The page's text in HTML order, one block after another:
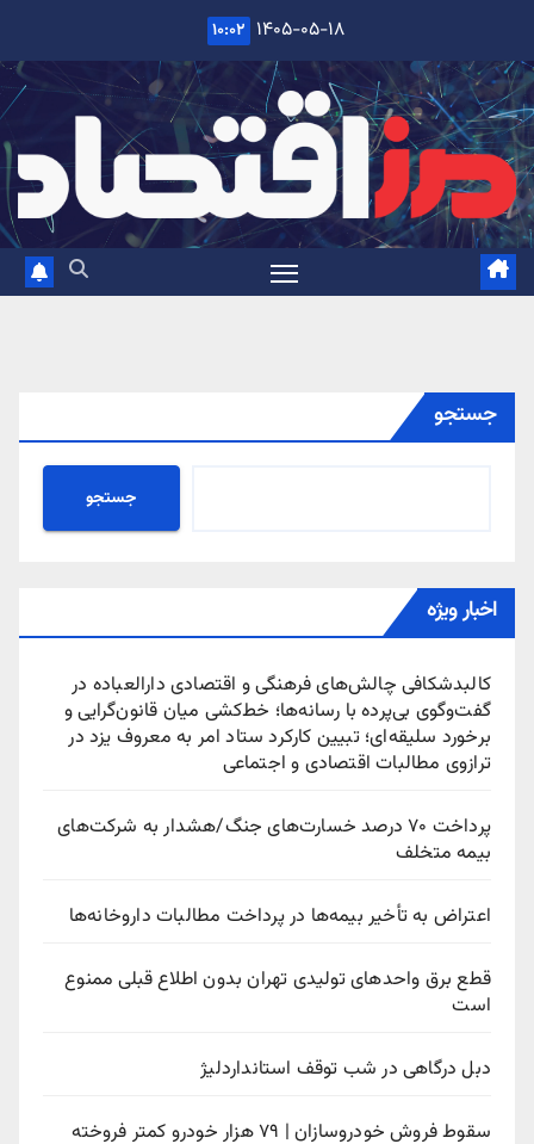
content
۱۴۰۵-۰۵-۱۸ ۱۰:۰۲
جستجو
جستجو
اخبار ویژه
کالبدشکافی چالش‌های فرهنگی و اقتصادی دارالعباده در
گفت‌وگوی بی‌پرده با رسانه‌ها؛ خط‌کشی میان قانون‌گرایی و
برخورد سلیقه‌ای؛ تبیین کارکرد ستاد امر به معروف یزد در
ترازوی مطالبات اقتصادی و اجتماعی
پرداخت ۷۰ درصد خسارت‌های جنگ/هشدار به شرکت‌های
بیمه متخلف
اعتراض به تأخیر بیمه‌ها در پرداخت مطالبات داروخانه‌ها
قطع برق واحدهای تولیدی تهران بدون اطلاع قبلی ممنوع
است
دبل درگاهی در شب توقف استانداردلیژ
سقوط فروش خودروسازان | ۷۹ هزار خودرو کمتر فروخته